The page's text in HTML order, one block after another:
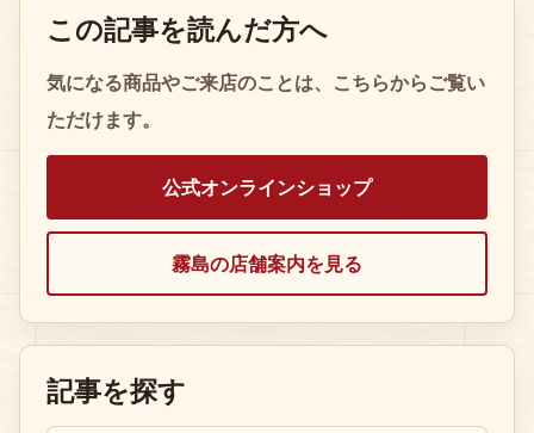
この記事を読んだ方へ
気になる商品やご来店のことは、こちらからご覧い
ただけます。
公式オンラインショップ
霧島の店舗案内を見る
記事を探す